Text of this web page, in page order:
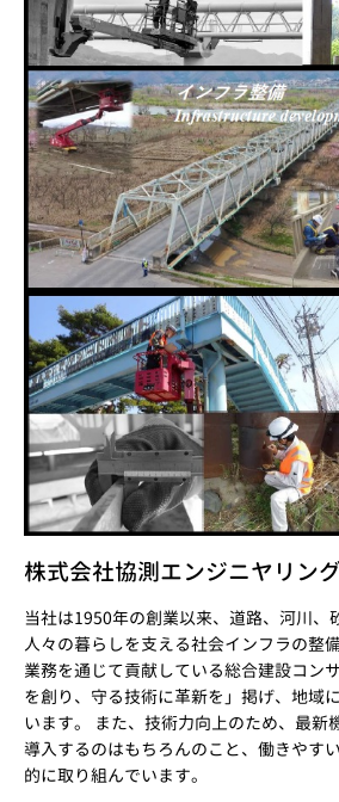
株式会社協測エンジニヤリング
当社は1950年の創業以来、道路、河川、
人々の暮らしを支える社会インフラの整
業務を通じて貢献している総合建設コン
を創り、守る技術に革新を」掲げ、地域
います。 また、技術力向上のため、最新
導入するのはもちろんのこと、働きやす
的に取り組んでいます。